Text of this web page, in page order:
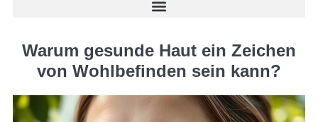
Warum gesunde Haut ein Zeichen
von Wohlbefinden sein kann?